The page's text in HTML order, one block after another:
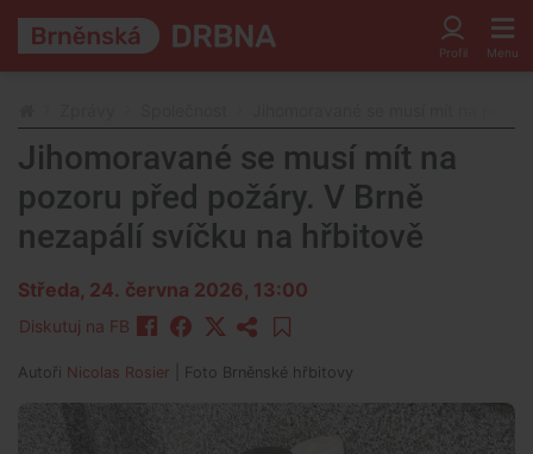
Jihomoravané se musí mít na
pozoru před požáry. V Brně
nezapálí svíčku na hřbitově
Středa, 24. června 2026, 13:00
Diskutuj na FB
Autoři Nicolas Rosier | Foto Brněnské hřbitovy